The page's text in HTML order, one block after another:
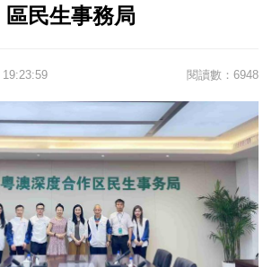
區民生事務局
閱讀數：6948